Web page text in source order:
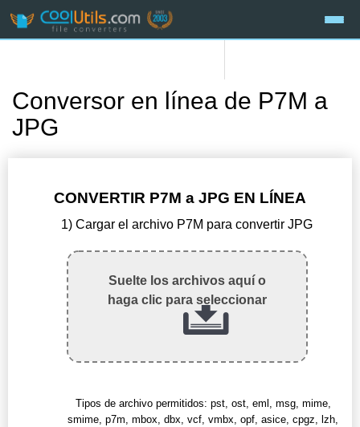
Conversor en línea de P7M a
JPG
CONVERTIR P7M a JPG EN LÍNEA
1) Cargar el archivo P7M para convertir JPG
Suelte los archivos aquí o
haga clic para seleccionar
Tipos de archivo permitidos: pst, ost, eml, msg, mime,
smime, p7m, mbox, dbx, vcf, vmbx, opf, asice, cpgz, lzh,